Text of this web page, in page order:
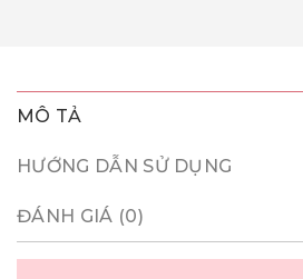
MÔ TẢ
HƯỚNG DẪN SỬ DỤNG
ĐÁNH GIÁ (0)